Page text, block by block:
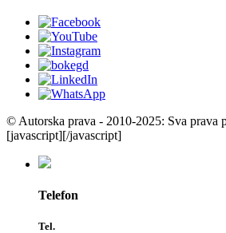
© Autorska prava - 2010-2025: Sva prava
[javascript][/javascript]
Telefon
Tel.